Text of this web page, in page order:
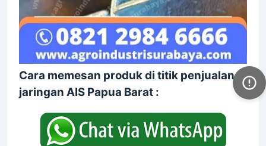
Cara memesan produk di titik penjualan
jaringan AIS Papua Barat :